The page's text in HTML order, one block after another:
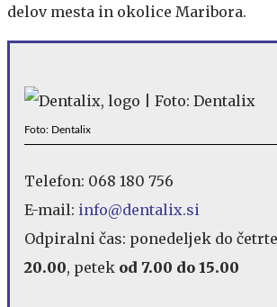
delov mesta in okolice Maribora.
Foto: Dentalix
Telefon: 068 180 756
E-mail: info@dentalix.si
Odpiralni čas: ponedeljek do
20.00, petek od 7.00 do 15.00